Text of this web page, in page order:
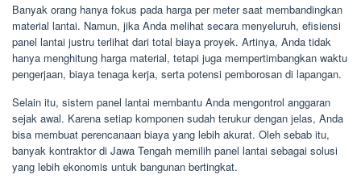
Banyak orang hanya fokus pada harga per meter saat membandingkan
material lantai. Namun, jika Anda melihat secara menyeluruh, efisiensi
panel lantai justru terlihat dari total biaya proyek. Artinya, Anda tidak
hanya menghitung harga material, tetapi juga mempertimbangkan waktu
pengerjaan, biaya tenaga kerja, serta potensi pemborosan di lapangan.
Selain itu, sistem panel lantai membantu Anda mengontrol anggaran
sejak awal. Karena setiap komponen sudah terukur dengan jelas, Anda
bisa membuat perencanaan biaya yang lebih akurat. Oleh sebab itu,
banyak kontraktor di Jawa Tengah memilih panel lantai sebagai solusi
yang lebih ekonomis untuk bangunan bertingkat.